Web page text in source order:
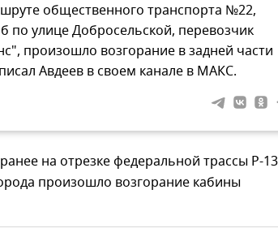
общественного транспорта №22,
по улице Добросельской, перевозчик
произошло возгорание в задней части
Авдеев в своем канале в МАКС.
на отрезке федеральной трассы Р-
произошло возгорание кабины